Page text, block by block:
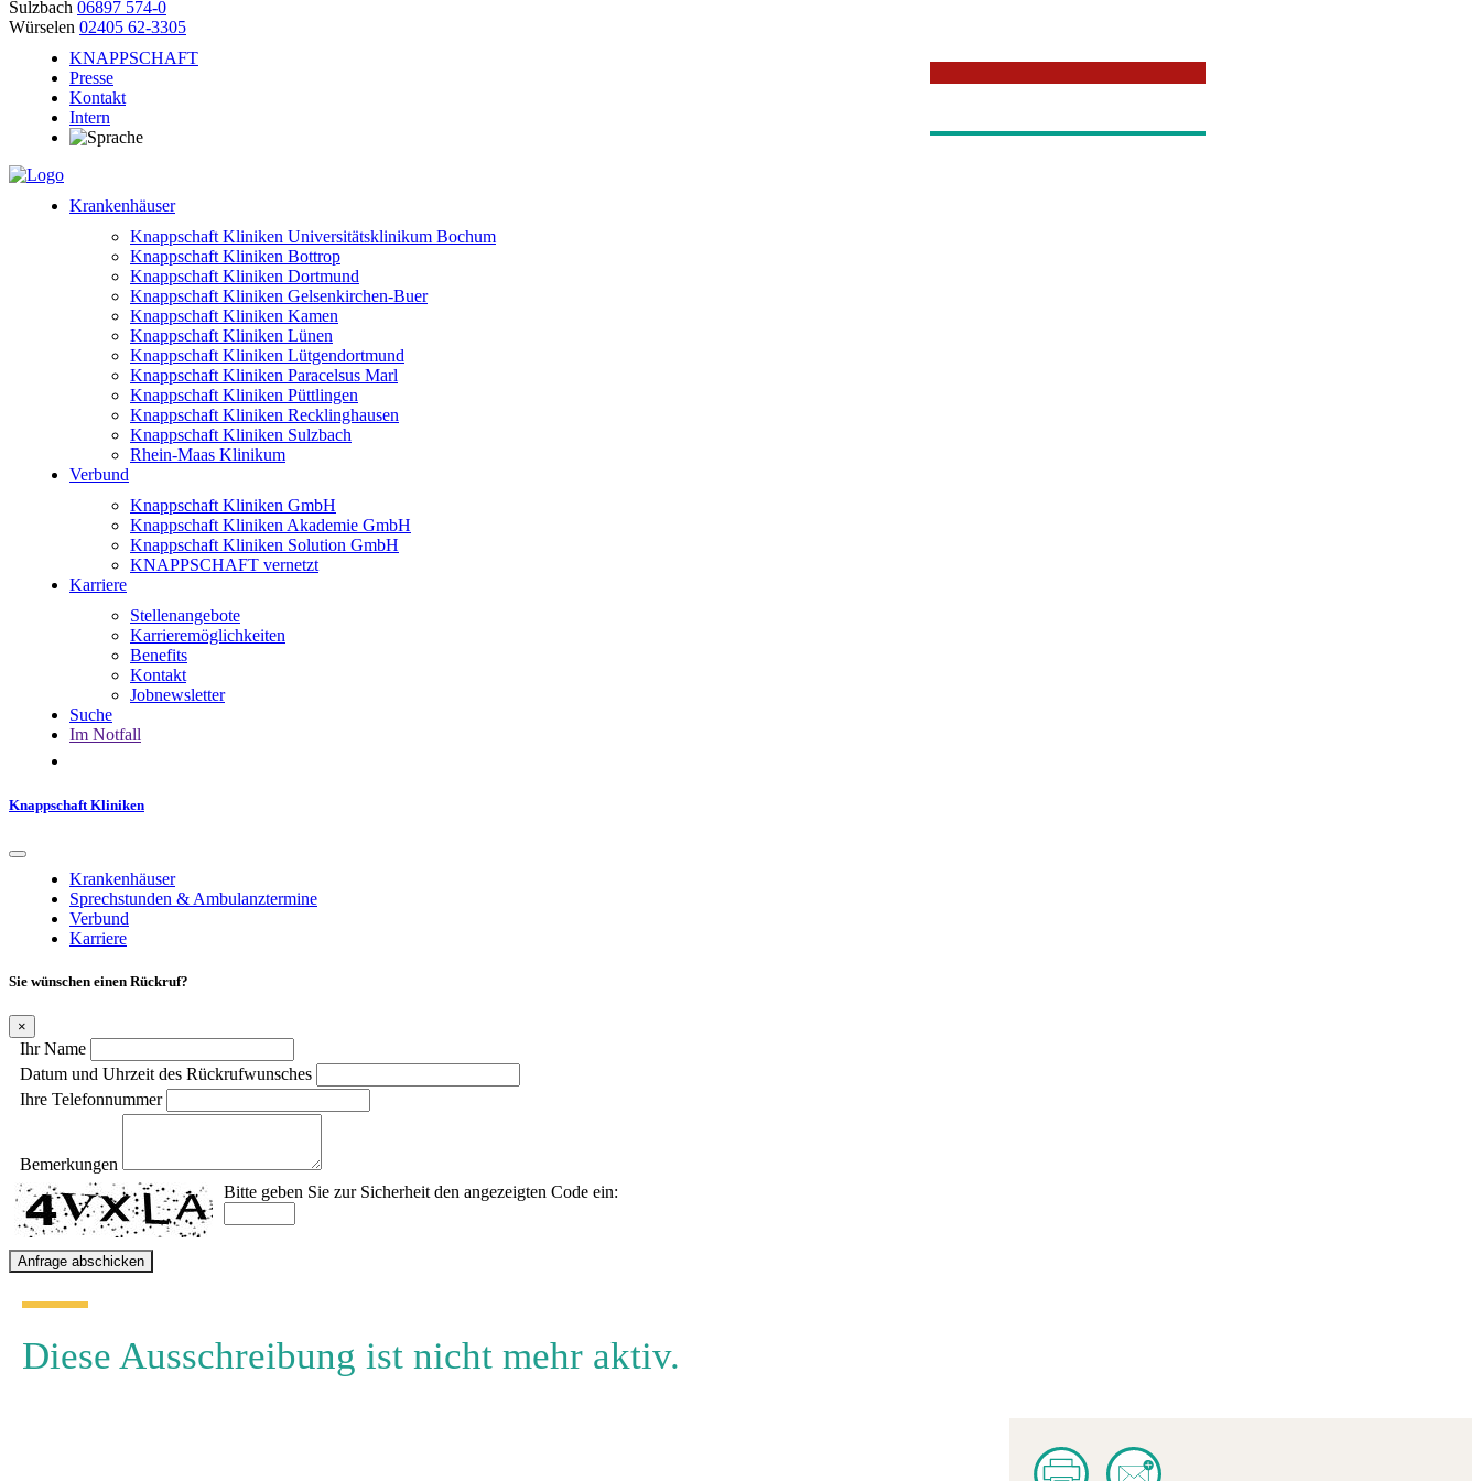
Sulzbach 06897 574-0
Würselen 02405 62-3305
KNAPPSCHAFT
Presse
Kontakt
Intern
Krankenhäuser
Knappschaft Kliniken Universitätsklinikum Bochum
Knappschaft Kliniken Bottrop
Knappschaft Kliniken Dortmund
Knappschaft Kliniken Gelsenkirchen-Buer
Knappschaft Kliniken Kamen
Knappschaft Kliniken Lünen
Knappschaft Kliniken Lütgendortmund
Knappschaft Kliniken Paracelsus Marl
Knappschaft Kliniken Püttlingen
Knappschaft Kliniken Recklinghausen
Knappschaft Kliniken Sulzbach
Rhein-Maas Klinikum
Verbund
Knappschaft Kliniken GmbH
Knappschaft Kliniken Akademie GmbH
Knappschaft Kliniken Solution GmbH
KNAPPSCHAFT vernetzt
Karriere
Stellenangebote
Karrieremöglichkeiten
Benefits
Kontakt
Jobnewsletter
Suche
Im Notfall
Knappschaft Kliniken
Krankenhäuser
Sprechstunden & Ambulanztermine
Verbund
Karriere
Sie wünschen einen Rückruf?
×
Ihr Name
Datum und Uhrzeit des Rückrufwunsches
Ihre Telefonnummer
Bemerkungen
Bitte geben Sie zur Sicherheit den angezeigten Code ein:
Diese Ausschreibung ist nicht mehr aktiv.